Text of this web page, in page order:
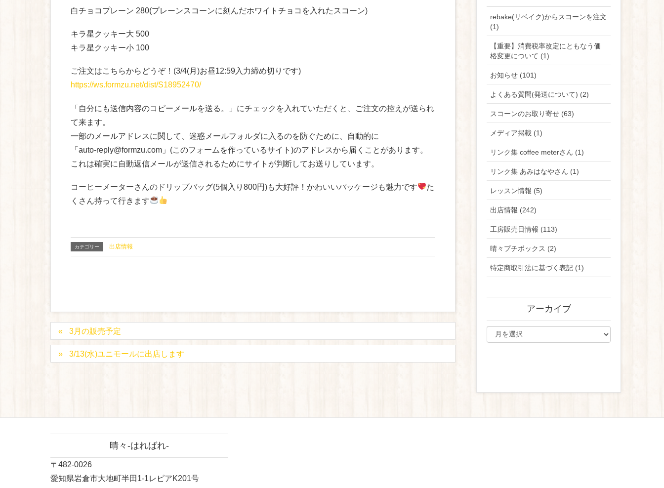
白チョコプレーン 280(プレーンスコーンに刻んだホワイトチョコを入れたスコーン)
キラ星クッキー大 500
キラ星クッキー小 100
ご注文はこちらからどうぞ！(3/4(月)お昼12:59入力締め切りです)
https://ws.formzu.net/dist/S18952470/
「自分にも送信内容のコピーメールを送る。」にチェックを入れていただくと、ご注文の控えが送られ
て来ます。
一部のメールアドレスに関して、迷惑メールフォルダに入るのを防ぐために、自動的に
「auto-reply@formzu.com」(このフォームを作っているサイト)のアドレスから届くことがあります。
これは確実に自動返信メールが送信されるためにサイトが判断してお送りしています。
コーヒーメーターさんのドリップバッグ(5個入り800円)も大好評！かわいいパッケージも魅力です
た
くさん持って行きます
カテゴリー 出店情報
3月の販売予定
3/13(水)ユニモールに出店します
rebake(リベイク)からスコーンを注文
(1)
【重要】消費税率改定にともなう価
格変更について (1)
お知らせ (101)
よくある質問(発送について) (2)
スコーンのお取り寄せ (63)
メディア掲載 (1)
リンク集 coffee meterさん (1)
リンク集 あみはなやさん (1)
レッスン情報 (5)
出店情報 (242)
工房販売日情報 (113)
晴々プチボックス (2)
特定商取引法に基づく表記 (1)
アーカイブ
晴々-はればれ-
〒482-0026
愛知県岩倉市大地町半田1-1レピアK201号